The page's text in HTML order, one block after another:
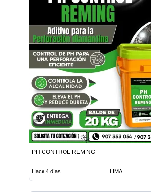
PH CONTROL REMING
Hace 4 días LIMA